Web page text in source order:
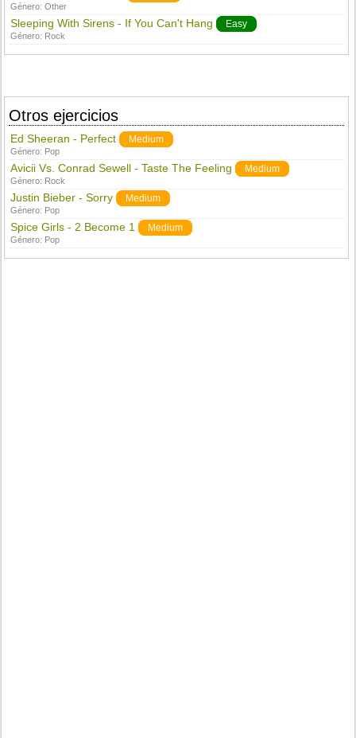
Género:Other
Sleeping With Sirens - If You Can't Hang Easy
Género: Rock
Otros ejercicios
Ed Sheeran - Perfect Medium
Género: Pop
Avicii Vs. Conrad Sewell - Taste The Feeling Medium
Género: Rock
Justin Bieber - Sorry Medium
Género: Pop
Spice Girls - 2 Become 1 Medium
Género: Pop